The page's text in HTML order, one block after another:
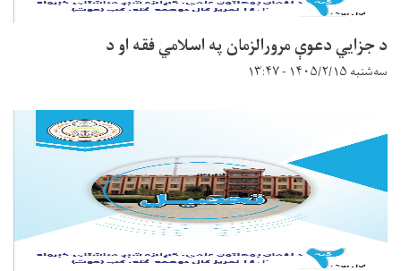
د جزايي دعوې مرورالزمان په اسلامي فقه او د
سه‌شنبه ۱۴۰۵/۲/۱۵ - ۱۳:۴۷